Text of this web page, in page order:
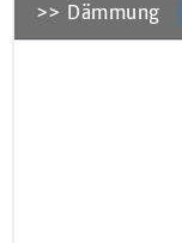
>> Dämmung